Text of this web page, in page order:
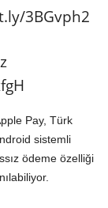
3BGvph2
Pay, Türk
sistemli
ödeme özelliği